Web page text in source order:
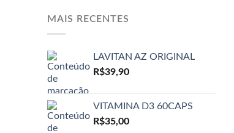
MAIS RECENTES
LAVITAN AZ ORIGINAL
R$39,90
VITAMINA D3 60CAPS
R$35,00